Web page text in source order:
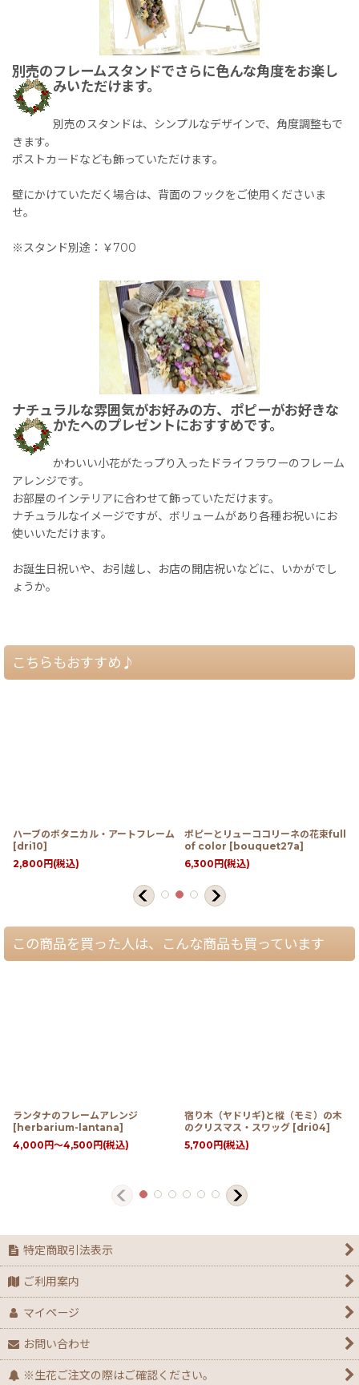
別売のフレームスタンドでさらに色んな角度をお楽し
みいただけます。
別売のスタンドは、シンプルなデザインで、角度調整もで
きます。
ポストカードなども飾っていただけます。
壁にかけていただく場合は、背面のフックをご使用くださいま
せ。
※スタンド別途：￥700
ナチュラルな雰囲気がお好みの方、ポピーがお好きな
かたへのプレゼントにおすすめです。
かわいい小花がたっプり入ったドライフラワーのフレーム
アレンジです。
お部屋のインテリアに合わせて飾っていただけます。
ナチュラルなイメージですが、ボリュームがあり各種お祝いにお
使いいただけます。
お誕生日祝いや、お引越し、お店の開店祝いなどに、いかがでし
ょうか。
こちらもおすすめ♪
ハーブのボタニカル・アートフレーム
[dri10]
2,800 円 (税込)
ポピーとリューココリーネの花束full
of color [ bouquet27a]
6,300 円 (税込)
この商品を買った人は、こんな商品も買っています
ランタナのフレームアレンジ
[ herbarium-lantana]
4,000 円～4,500 円 (税込)
宿り木（ヤドリギ)と樅（モミ）の木
のクリスマス・スワッグ [dri04]
5,700 円 (税込)
特定商取引法表示
ご利用案内
マイページ
お問い合わせ
※生花ご注文の際はご確認ください。